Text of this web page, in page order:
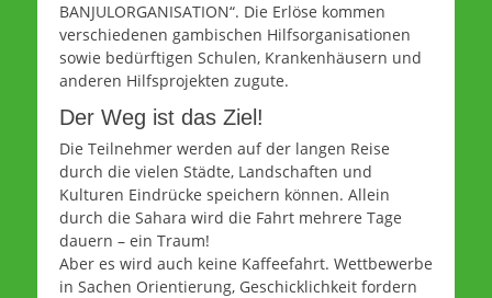
BANJULORGANISATION“. Die Erlöse kommen
verschiedenen gambischen Hilfsorganisationen
sowie bedürftigen Schulen, Krankenhäusern und
anderen Hilfsprojekten zugute.
Der Weg ist das Ziel!
Die Teilnehmer werden auf der langen Reise
durch die vielen Städte, Landschaften und
Kulturen Eindrücke speichern können. Allein
durch die Sahara wird die Fahrt mehrere Tage
dauern – ein Traum!
Aber es wird auch keine Kaffeefahrt. Wettbewerbe
in Sachen Orientierung, Geschicklichkeit fordern